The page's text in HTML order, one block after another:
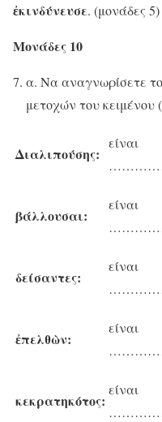
ἐκινδύνευσε. (μονάδες 5)
Μονάδες 10
α. Να αναγνωρίσετε
μετοχών του κειμένου
Διαλιπούσης:
είναι
βάλλουσαι:
είναι
δείσαντες:
είναι
ἐπελθὼν:
είναι
κεκρατηκότος:
είναι